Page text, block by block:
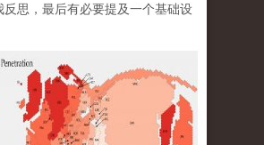
反思，最后有必要提及一个基础设